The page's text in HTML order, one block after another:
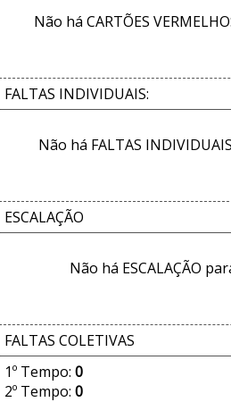
Não há CARTÕES
FALTAS INDIVIDUAIS:
Não há FALTAS
ESCALAÇÃO
Não há ESCALAÇÃO
FALTAS COLETIVAS
1º Tempo: 0
2º Tempo: 0